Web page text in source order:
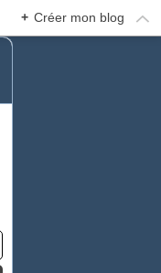
+ Créer mon blog